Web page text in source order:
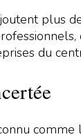
plus
du
comme